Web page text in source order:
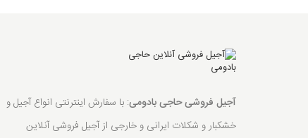
آجیل فروشی حاجی بادومی: با سفارش اینترنتی انواع آجیل و
خشکبار و شکلات ایرانی و خارجی از آجیل فروشی آنلاین